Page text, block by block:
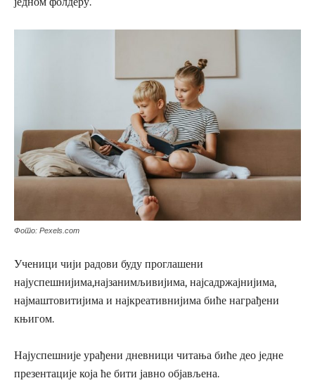
Фото: Pexels.com
Ученици чији радови буду проглашени
најуспешнијима,најзанимљивијима, најсадржајнијима,
најмаштовитијима и најкреативнијима биће награђени
књигом.
Најуспешније урађени дневници читања биће део једне
презентације која ће бити јавно објављена.